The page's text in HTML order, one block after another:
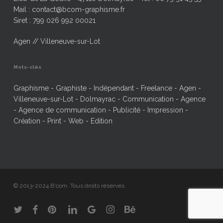
Mail : contact@bcom-graphisme.fr
Siret : 799 026 992 00021
Agen // Villeneuve-sur-Lot
Mots-clés
Graphisme - Graphiste - Indépendant - Freelance - Agen -
Villeneuve-sur-Lot - Dolmayrac - Communication - Agence
- Agence de communication - Publicité - Impression -
Création - Print - Web - Edition
© 2013-2024 B'com. Tous droits réservés
twitter facebookpinterestlinkedingoogle-instagrambehance